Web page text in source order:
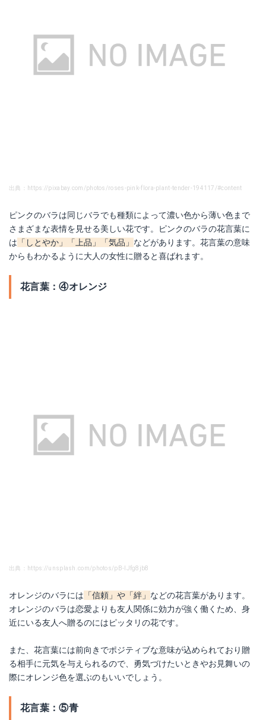
出典：https://pixabay.com/photos/roses-pink-flora-plant-tender-194117/#content
ピンクのバラは同じバラでも種類によって濃い色から薄い色まで
さまざまな表情を見せる美しい花です。ピンクのバラの花言葉に
は 「しとやか」「上品」「気品」 などがあります。花言葉の意味
からもわかるように大人の女性に贈ると喜ばれます。
花言葉：④オレンジ
出典：https://unsplash.com/photos/pB-IJfg8jb8
オレンジのバラには 「信頼」や「絆」 などの花言葉があります。
オレンジのバラは恋愛よりも友人関係に効力が強く働くため、身
近にいる友人へ贈るのにはピッタリの花です。
また、花言葉には前向きでポジティブな意味が込められており贈
る相手に元気を与えられるので、勇気づけたいときやお見舞いの
際にオレンジ色を選ぶのもいいでしょう。
花言葉：⑤青